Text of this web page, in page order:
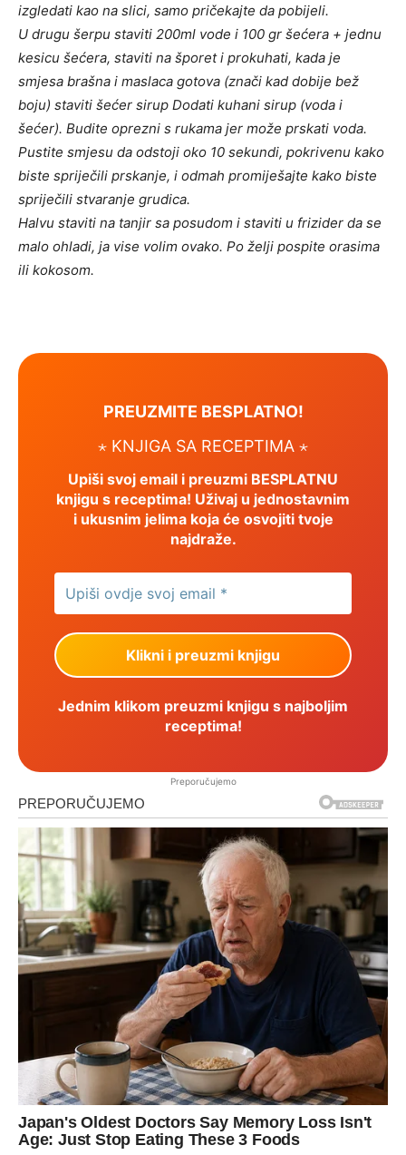
izgledati kao na slici, samo pričekajte da pobijeli.
U drugu šerpu staviti 200ml vode i 100 gr šećera + jednu
kesicu šećera, staviti na šporet i prokuhati, kada je
smjesa brašna i maslaca gotova (znači kad dobije bež
boju) staviti šećer sirup Dodati kuhani sirup (voda i
šećer). Budite oprezni s rukama jer može prskati voda.
Pustite smjesu da odstoji oko 10 sekundi, pokrivenu kako
biste spriječili prskanje, i odmah promiješajte kako biste
spriječili stvaranje grudica.
Halvu staviti na tanjir sa posudom i staviti u frizider da se
malo ohladi, ja vise volim ovako. Po želji pospite orasima
ili kokosom.
PREUZMITE BESPLATNO!
⋆ KNJIGA SA RECEPTIMA ⋆
Upiši svoj email i preuzmi BESPLATNU
knjigu s receptima! Uživaj u jednostavnim
i ukusnim jelima koja će osvojiti tvoje
najdraže.
Jednim klikom preuzmi knjigu s najboljim
receptima!
Preporučujemo